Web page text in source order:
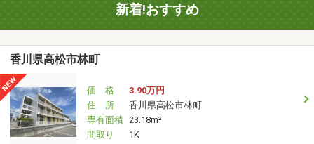
新着!おすすめ
香川県高松市林町
価 格
3.90万円
住 所
香川県高松市林町
専有面積 23.18m²
間取り
1K